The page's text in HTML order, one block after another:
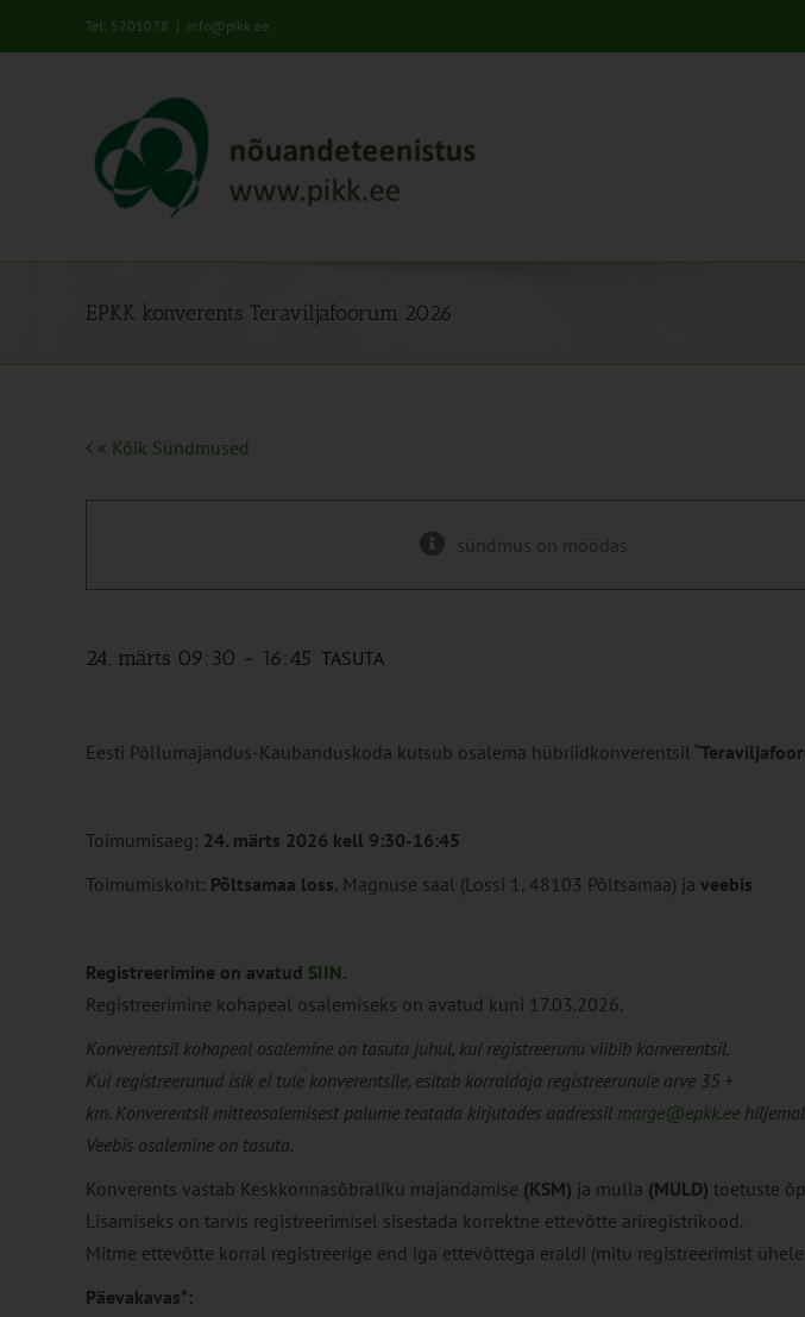
Tel: 5201078 | info@pikk.ee
EPKK konverents Teraviljafoorum 2026
« Kõik Sündmused
sündmus on möödas
24. märts 09:30 - 16:45 TASUTA
Eesti Põllumajandus-Kaubanduskoda kutsub osalema hübriidkonverentsil “
Toimumisaeg: 24. märts 2026 kell 9:30-16:45
Toimumiskoht: Põltsamaa loss, Magnuse saal (Lossi 1, 48103 Põltsamaa) ja veebis
Registreerimine on avatud SIIN.
Registreerimine kohapeal osalemiseks on avatud kuni 17.03.2026.
Konverentsil kohapeal osalemine on tasuta juhul, kui registreerunu viibib konverentsil.
Kui registreerunud isik ei tule konverentsile, esitab korraldaja registreerunule arve 35 +
km. Konverentsil mitteosalemisest palume teatada kirjutades aadressil marge@epkk.ee
Veebis osalemine on tasuta.
Konverents vastab Keskkonnasõbraliku majandamise (KSM) ja mulla (MULD) toetuste
Lisamiseks on tarvis registreerimisel sisestada korrektne ettevõtte äriregistrikood.
Mitme ettevõtte korral registreerige end iga ettevõttega eraldi (mitu registreerimist
Päevakavas*: